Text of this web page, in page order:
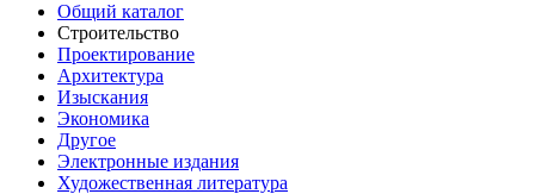
Общий каталог
Строительство
Проектирование
Архитектура
Изыскания
Экономика
Другое
Электронные издания
Художественная литература